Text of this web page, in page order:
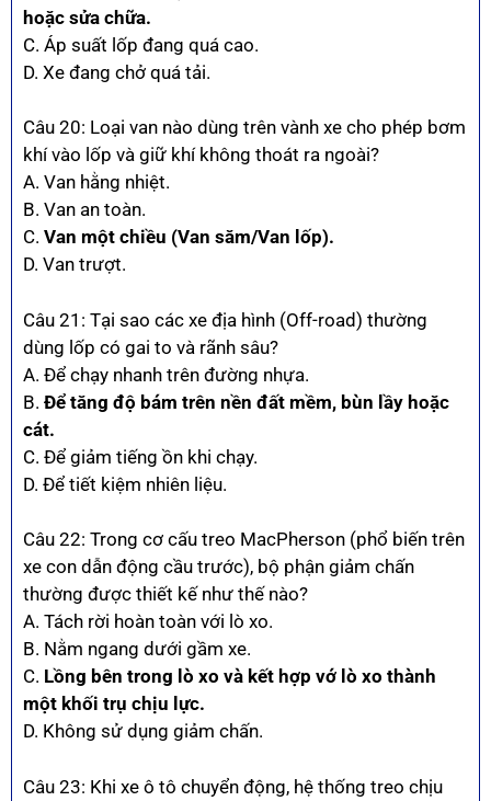
hoặc sửa chữa.
C. Áp suất lốp đang quá cao.
D. Xe đang chở quá tải.
Câu 20: Loại van nào dùng trên vành xe cho phép bơm
khí vào lốp và giữ khí không thoát ra ngoài?
A. Van hằng nhiệt.
B. Van an toàn.
C. Van một chiều (Van săm/Van lốp).
D. Van trượt.
Câu 21: Tại sao các xe địa hình (Off-road) thường
dùng lốp có gai to và rãnh sâu?
A. Để chạy nhanh trên đường nhựa.
B. Để tăng độ bám trên nền đất mềm, bùn lầy hoặc
cát.
C. Để giảm tiếng ồn khi chạy.
D. Để tiết kiệm nhiên liệu.
Câu 22: Trong cơ cấu treo MacPherson (phổ biến trên
xe con dẫn động cầu trước), bộ phận giảm chấn
thường được thiết kế như thế nào?
A. Tách rời hoàn toàn với lò xo.
B. Nằm ngang dưới gầm xe.
C. Lồng bên trong lò xo và kết hợp vớ lò xo thành
một khối trụ chịu lực.
D. Không sử dụng giảm chấn.
Câu 23: Khi xe ô tô chuyển động, hệ thống treo chịu